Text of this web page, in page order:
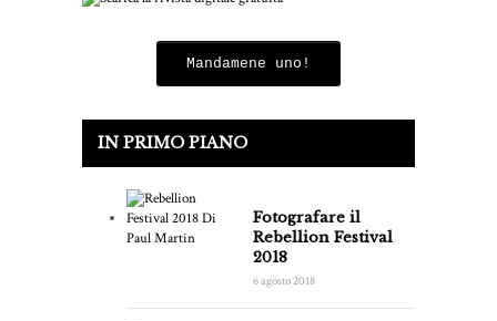
Mandamene uno!
IN PRIMO PIANO
Fotografare il
Rebellion Festival
2018
6 agosto 2018